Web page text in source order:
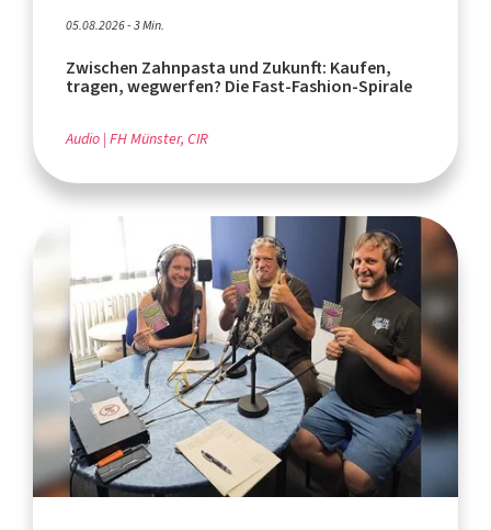
05.08.2026 - 3 Min.
Zwischen Zahnpasta und Zukunft: Kaufen,
tragen, wegwerfen? Die Fast-Fashion-Spirale
Audio FH Münster, CIR